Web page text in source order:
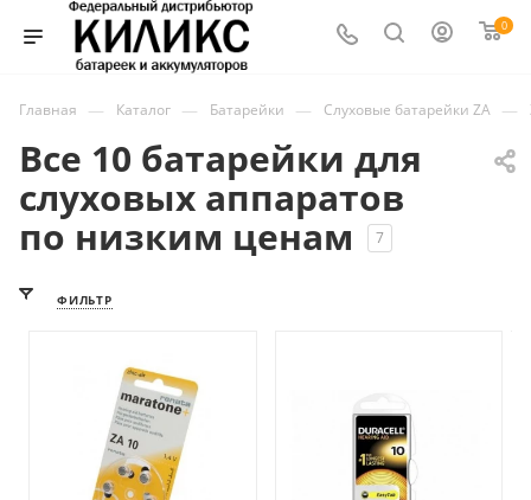
0
Главная — Каталог — Батарейки — Слуховые батарейки ZA —
Все 10 батарейки для
слуховых аппаратов
по низким ценам
7
ФИЛЬТР